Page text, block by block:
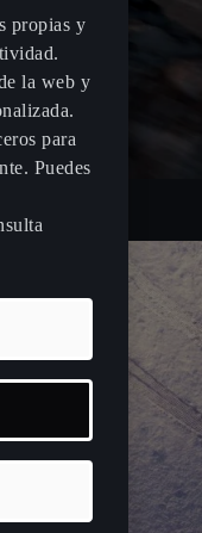
propias y
la web y
para
Puedes